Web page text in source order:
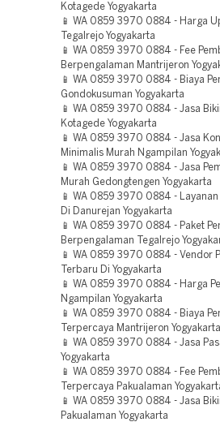
Kotagede Yogyakarta
📱 WA 0859 3970 0884 - Harga
Tegalrejo Yogyakarta
📱 WA 0859 3970 0884 - Fee
Berpengalaman Mantrijeron
📱 WA 0859 3970 0884 - Biaya
Gondokusuman Yogyakarta
📱 WA 0859 3970 0884 - Jasa
Kotagede Yogyakarta
📱 WA 0859 3970 0884 - Jasa
Minimalis Murah Ngampilan
📱 WA 0859 3970 0884 - Jasa
Murah Gedongtengen Yogyakarta
📱 WA 0859 3970 0884 -
Di Danurejan Yogyakarta
📱 WA 0859 3970 0884 - Paket
Berpengalaman Tegalrejo
📱 WA 0859 3970 0884 - Vendor
Terbaru Di Yogyakarta
📱 WA 0859 3970 0884 - Harga
Ngampilan Yogyakarta
📱 WA 0859 3970 0884 - Biaya
Terpercaya Mantrijeron Yogyakarta
📱 WA 0859 3970 0884 - Jasa
Yogyakarta
📱 WA 0859 3970 0884 - Fee
Terpercaya Pakualaman
📱 WA 0859 3970 0884 - Jasa
Pakualaman Yogyakarta